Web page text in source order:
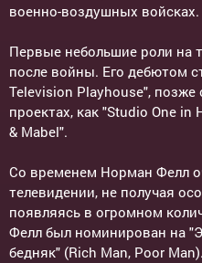
военно-воздушных войсках.
Первые небольшие роли на
после войны. Его дебютом
Television Playhouse", позже
проектах, как "Studio One in
& Mabel".
Со временем Норман Фелл
телевидении, не получая
появляясь в огромном
Фелл был номинирован на
бедняк" (Rich Man, Poor Man).